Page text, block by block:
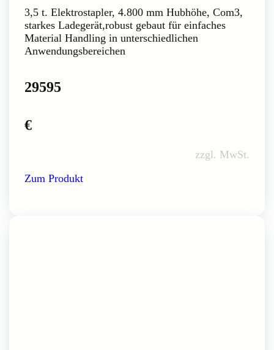
3,5 t. Elektrostapler, 4.800 mm Hubhöhe, Com3,
starkes Ladegerät,robust gebaut für einfaches
Material Handling in unterschiedlichen
Anwendungsbereichen
29595
€
zzgl. MwSt.
Zum Produkt